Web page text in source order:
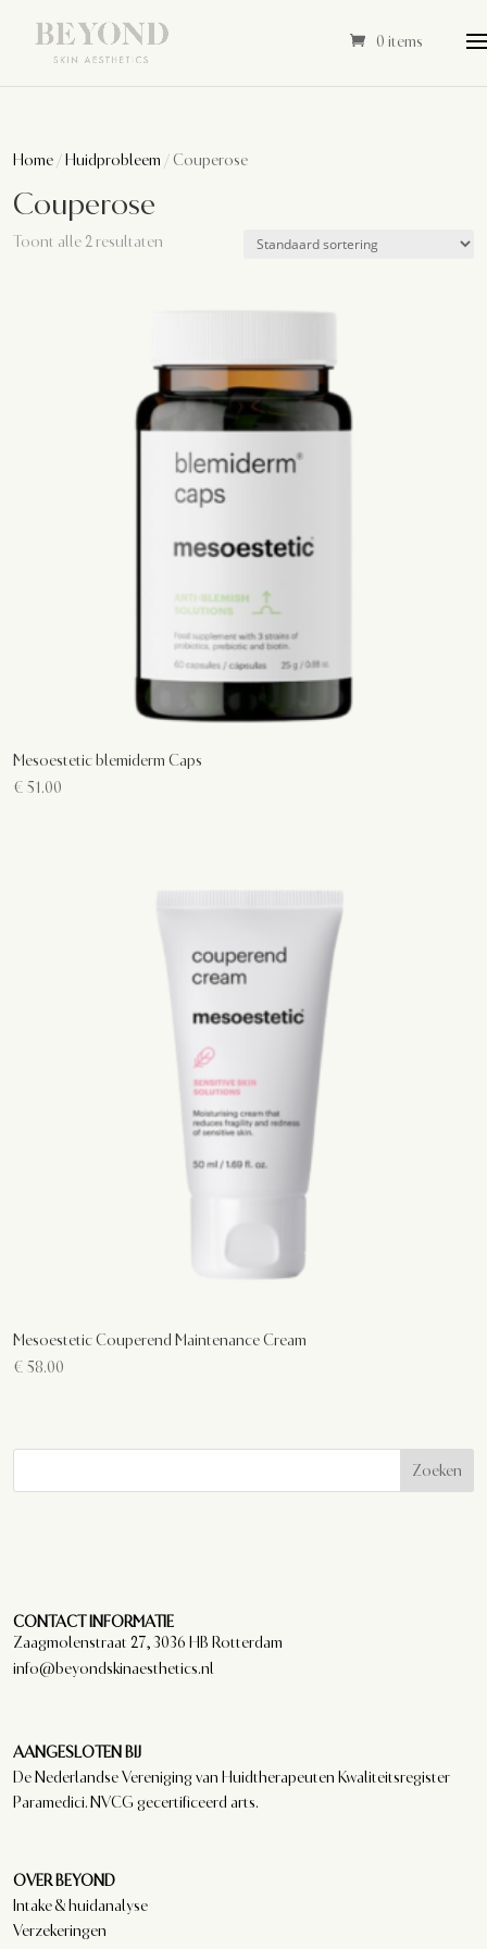
0 items
Home / Huidprobleem / Couperose
Couperose
Toont alle 2 resultaten
Mesoestetic blemiderm Caps
€ 51.00
Mesoestetic Couperend Maintenance Cream
€ 58.00
Zoeken
CONTACT INFORMATIE
Zaagmolenstraat 27, 3036 HB Rotterdam
info@beyondskinaesthetics.nl
AANGESLOTEN BIJ
De Nederlandse Vereniging van Huidtherapeuten Kwaliteitsregister
Paramedici. NVCG gecertificeerd arts.
OVER BEYOND
Intake & huidanalyse
Verzekeringen